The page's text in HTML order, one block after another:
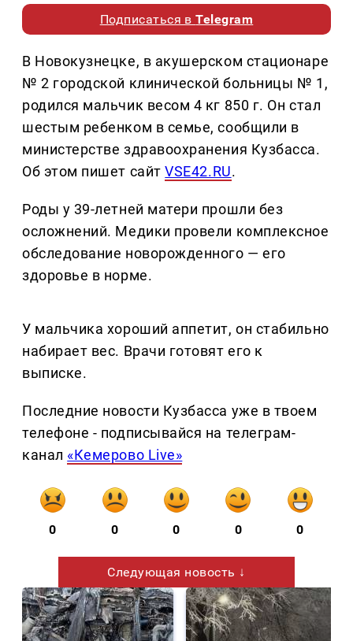
Подписаться вTelegram
В Новокузнецке, в акушерском стационаре
№ 2 городской клинической больницы № 1,
родился мальчик весом 4 кг 850 г. Он стал
шестым ребенком в семье, сообщили в
министерстве здравоохранения Кузбасса.
Об этом пишет сайтVSE42.RU.
Роды у 39-летней матери прошли без
осложнений. Медики провели комплексное
обследование новорожденного — его
здоровье в норме.
У мальчика хороший аппетит, он стабильно
набирает вес. Врачи готовят его к
выписке.
Последние новости Кузбасса уже в твоем
телефоне - подписывайся на телеграм-
канал «Кемерово Live»
0 0 0 0 0
Следующая новость ↓